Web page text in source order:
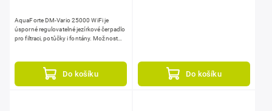
Do košíku
AquaForte DM-Vario 25000 WiFi je
úsporné regulovatelné jezírkové čerpadlo
pro filtraci, potůčky i fontány. Možnost
Do košíku